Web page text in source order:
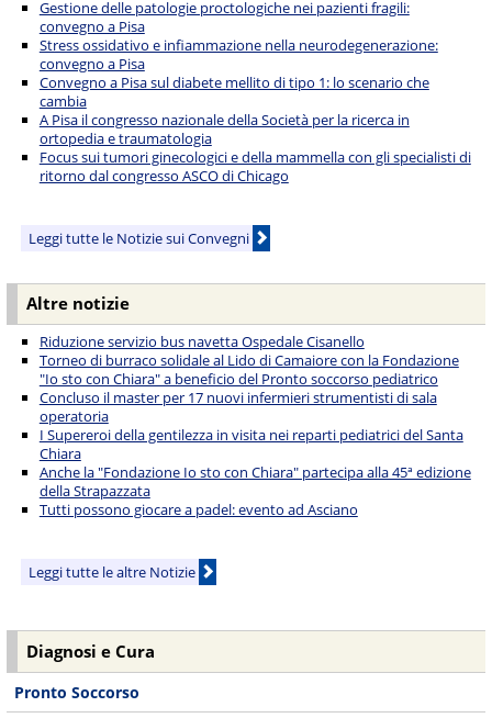
Gestione delle patologie proctologiche nei pazienti fragili:
convegno a Pisa
Stress ossidativo e infiammazione nella neurodegenerazione:
convegno a Pisa
Convegno a Pisa sul diabete mellito di tipo 1: lo scenario che
cambia
A Pisa il congresso nazionale della Società per la ricerca in
ortopedia e traumatologia
Focus sui tumori ginecologici e della mammella con gli specialisti di
ritorno dal congresso ASCO di Chicago
Leggi tutte le Notizie sui Convegni
Altre notizie
Riduzione servizio bus navetta Ospedale Cisanello
Torneo di burraco solidale al Lido di Camaiore con la Fondazione
"Io sto con Chiara" a beneficio del Pronto soccorso pediatrico
Concluso il master per 17 nuovi infermieri strumentisti di sala
operatoria
I Supereroi della gentilezza in visita nei reparti pediatrici del Santa
Chiara
Anche la "Fondazione Io sto con Chiara" partecipa alla 45ª edizione
della Strapazzata
Tutti possono giocare a padel: evento ad Asciano
Leggi tutte le altre Notizie
Diagnosi e Cura
Pronto Soccorso